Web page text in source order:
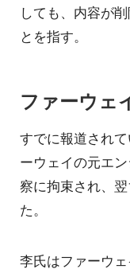
しても、内容が
とを指す。
ファーウェ
すでに報道され
ーウェイの元エ
察に拘束され、
た。
李氏はファーウ